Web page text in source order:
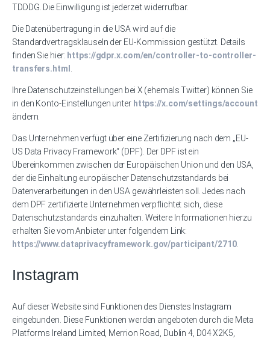
TDDDG. Die Einwilligung ist jederzeit widerrufbar.
Die Datenübertragung in die USA wird auf die
Standardvertragsklauseln der EU-Kommission gestützt. Details
finden Sie hier: https://gdpr.x.com/en/controller-to-controller-
transfers.html .
Ihre Datenschutzeinstellungen bei X (ehemals Twitter) können Sie
in den Konto-Einstellungen unter https://x.com/settings/account
ändern.
Das Unternehmen verfügt über eine Zertifizierung nach dem „EU-
US Data Privacy Framework“ (DPF). Der DPF ist ein
Übereinkommen zwischen der Europäischen Union und den USA,
der die Einhaltung europäischer Datenschutzstandards bei
Datenverarbeitungen in den USA gewährleisten soll. Jedes nach
dem DPF zertifizierte Unternehmen verpflichtet sich, diese
Datenschutzstandards einzuhalten. Weitere Informationen hierzu
erhalten Sie vom Anbieter unter folgendem Link:
https://www.dataprivacyframework.gov/participant/2710.
Instagram
Auf dieser Website sind Funktionen des Dienstes Instagram
eingebunden. Diese Funktionen werden angeboten durch die Meta
Platforms Ireland Limited, Merrion Road, Dublin 4, D04 X2K5,